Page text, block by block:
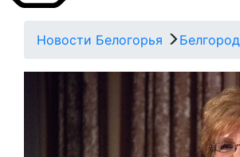
Новости Белогорья Белгород